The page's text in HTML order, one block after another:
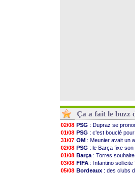
Ça a fait le buzz
02/08 PSG : Dupraz se
01/08 PSG : c'est bouclé
31/07 OM : Meunier avait un
02/08 PSG : le Barça fixe
01/08 Barça : Torres
03/08 FIFA : Infantino sollicite
05/08 Bordeaux : des clubs